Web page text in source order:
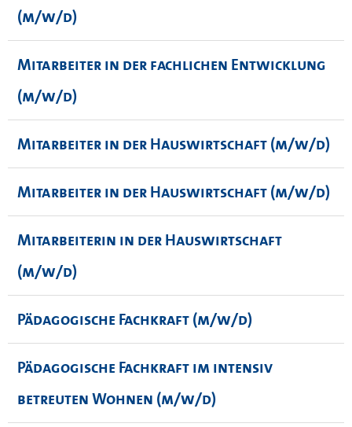
(m/w/d)
Mitarbeiter in der fachlichen Entwicklung
(m/w/d)
Mitarbeiter in der Hauswirtschaft (m/w/d)
Mitarbeiter in der Hauswirtschaft (m/w/d)
Mitarbeiterin in der Hauswirtschaft
(m/w/d)
Pädagogische Fachkraft (m/w/d)
Pädagogische Fachkraft im intensiv
betreuten Wohnen (m/w/d)